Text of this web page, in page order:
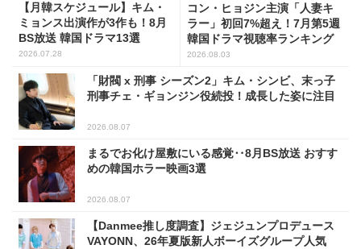
【月韓スケジュール】キム・
ミョンス出演作が3作も！8月
BS放送 韓国ドラマ13選
2026.07.28
コン・ヒョジン主演「人妻キ
ラー」初回7%超え！7月第5週
韓国ドラマ視聴率ランキング
2026.08.03
「財閥 x 刑事 シーズン2」キム・シンビ、末っ子
刑事チェ・ギョンジン役続投！成長した姿に注目
2026.08.07
まるでお化け屋敷にいる感覚‥8月BS放送 おすす
めの韓国ホラー映画3選
2026.08.07
【Danmee推し度調査】ジェジュンプロデュース
VAYONN、26年夏版新人ボーイズグループ人気